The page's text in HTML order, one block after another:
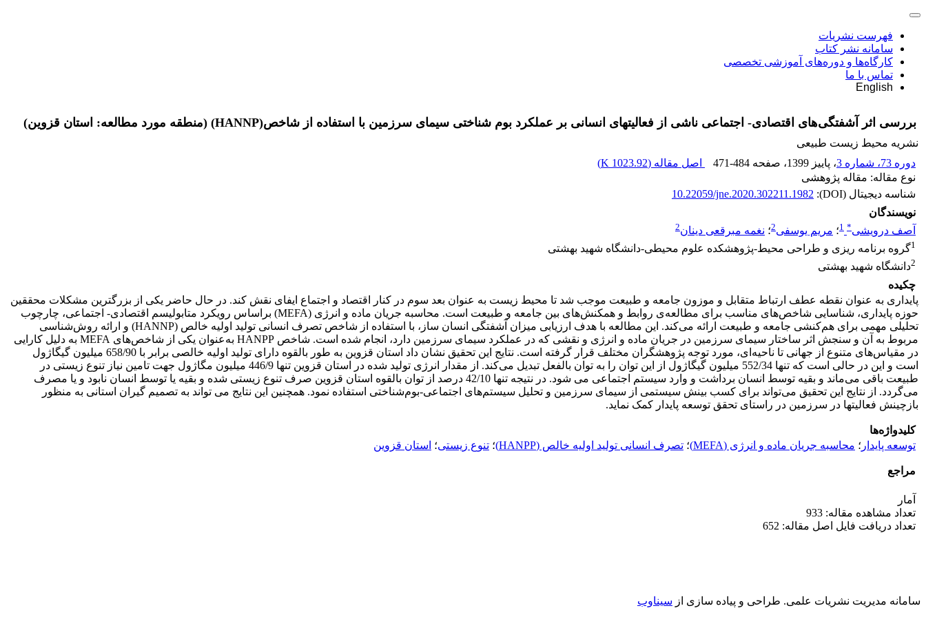
فهرست نشریات
سامانه نشر کتاب
کارگاه‌ها و دوره‌های آموزشی تخصصی
تماس با ما
English
بررسی اثر آشفتگی‌های اقتصادی- اجتماعی ناشی از فعالیتهای انسانی بر عملکرد بوم شناختی سیمای سرزمین با استفاده از شاخص(HANNP) (منطقه مورد مطالعه: استان قزوین)
نشریه محیط زیست طبیعی
دوره 73، شماره 3
، پاییز 1399 ، صفحه 471-484 اصل مقاله (1023.92 K
)
نوع مقاله: مقاله پژوهشی
شناسه دیجیتال (DOI):
10.22059/jne.2020.302211.1982
نویسندگان
آصف درویشی*
1؛ مریم یوسفی2؛ نغمه مبرقعی دینان2
1گروه برنامه ریزی و طراحی محیط-پژوهشکده علوم محیطی-دانشگاه شهید بهشتی
2دانشگاه شهید بهشتی
چکیده
پایداری به عنوان نقطه عطف ارتباط متقابل و موزون جامعه و طبیعت موجب شد تا محیط زیست به عنوان بعد سوم در کنار اقتصاد و اجتماع ایفای نقش کند. در حال حاضر یکی از بزرگترین مشکلات محققین
حوزه پایداری، شناسایی شاخص‌های مناسب برای مطالعه‌ی روابط و همکنش‌های بین جامعه و طبیعت است. محاسبه جریان ماده و انرژی (MEFA) براساس رویکرد متابولیسم اقتصادی- اجتماعی، چارچوب
تحلیلی مهمی برای هم‌کنشی جامعه و طبیعت ارائه می‌کند. این مطالعه با هدف ارزیابی میزان آشفتگی انسان ساز، با استفاده از شاخص تصرف انسانی تولید اولیه خالص (HANNP) و ارائه روش‌شناسی
مربوط به آن و سنجش اثر ساختار سیمای سرزمین در جریان ماده و انرژی و نقشی که در عملکرد سیمای سرزمین دارد، انجام شده است. شاخص HANPP به‌عنوان یکی از شاخص‌های MEFA به دلیل کارایی
در مقیاس‌های متنوع از جهانی تا ناحیه‌ای، مورد توجه پژوهشگران مختلف قرار گرفته است. نتایج این تحقیق نشان داد استان قزوین به طور بالقوه دارای تولید اولیه خالصی برابر با 658/90 میلیون گیگاژول
است و این در حالی است که تنها 552/34 میلیون گیگاژول از این توان را به توان بالفعل تبدیل می‌کند. از مقدار انرژی تولید شده در استان قزوین تنها 446/9 میلیون مگاژول جهت تامین نیاز تنوع زیستی در
طبیعت باقی می‌ماند و بقیه توسط انسان برداشت و وارد سیستم اجتماعی می شود. در نتیجه تنها 42/10 درصد از توان بالقوه استان قزوین صرف تنوع زیستی شده و بقیه یا توسط انسان نابود و یا مصرف
می‌گردد. از نتایج این تحقیق می‌تواند برای کسب بینش سیستمی از سیمای سرزمین و تحلیل سیستم‌های اجتماعی-بوم‌شناختی استفاده نمود. همچنین این نتایج می تواند به تصمیم گیران استانی به منظور
بازچینش فعالیتها در سرزمین در راستای تحقق توسعه پایدار کمک نماید.
کلیدواژه‌ها
توسعه پایدار ؛ محاسبه جریان ماده و انرژی (MEFA) ؛ تصرف انسانی تولید اولیه خالص (HANPP) ؛ تنوع زیستی؛ استان قزوین
مراجع
آمار
تعداد مشاهده مقاله: 933
تعداد دریافت فایل اصل مقاله: 652
سامانه مدیریت نشریات علمی. طراحی و پیاده سازی از سیناوب